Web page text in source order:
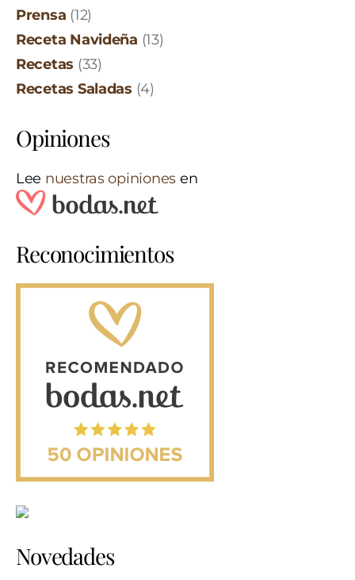
Prensa (12)
Receta Navideña (13)
Recetas (33)
Recetas Saladas (4)
Opiniones
Lee nuestras opiniones en
Reconocimientos
Novedades